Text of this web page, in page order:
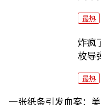
最热
炸疯
枚导
最热
一张纸条引发血案：美